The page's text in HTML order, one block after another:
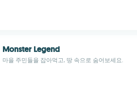
Monster Legend
마을 주민들을 잡아먹고, 땅 속으로 숨어보세요.